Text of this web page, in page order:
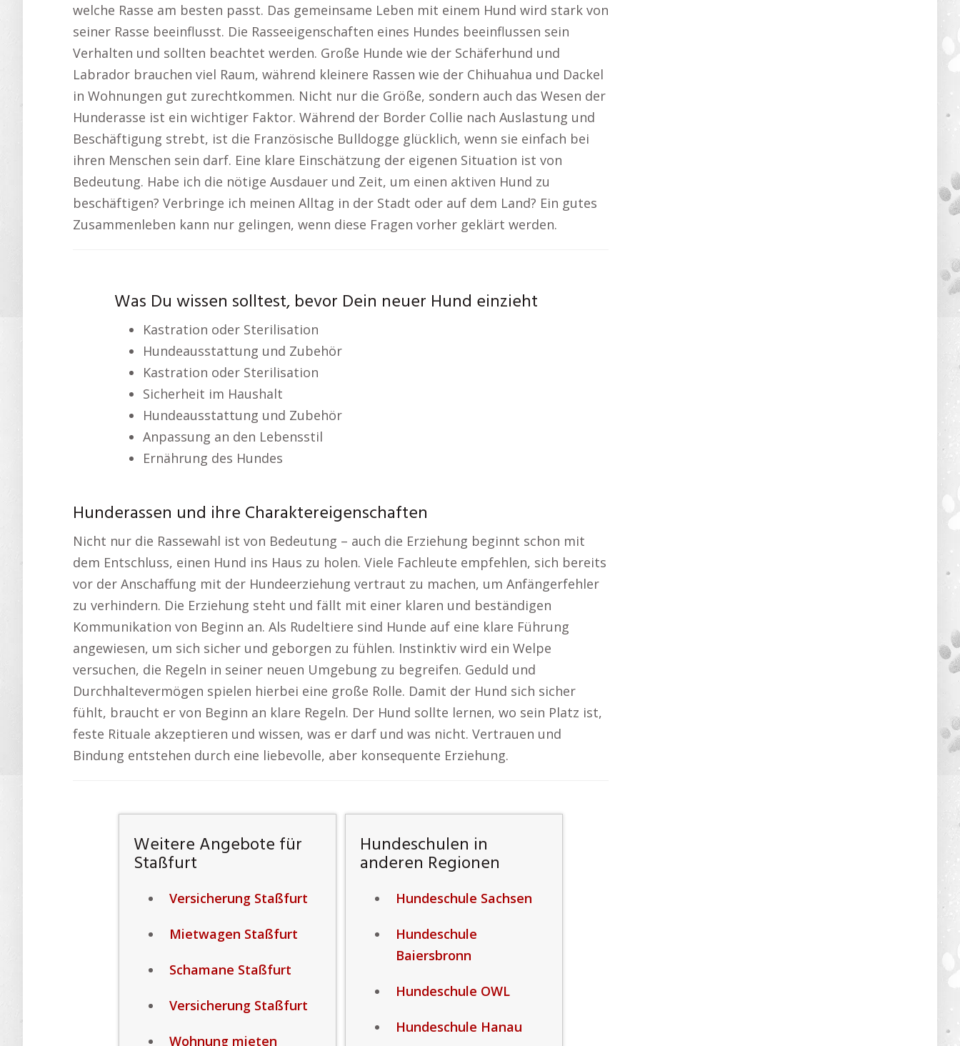
welche Rasse am besten passt. Das gemeinsame Leben mit einem Hund wird stark von
seiner Rasse beeinflusst. Die Rasseeigenschaften eines Hundes beeinflussen sein
Verhalten und sollten beachtet werden. Große Hunde wie der Schäferhund und
Labrador brauchen viel Raum, während kleinere Rassen wie der Chihuahua und Dackel
in Wohnungen gut zurechtkommen. Nicht nur die Größe, sondern auch das Wesen der
Hunderasse ist ein wichtiger Faktor. Während der Border Collie nach Auslastung und
Beschäftigung strebt, ist die Französische Bulldogge glücklich, wenn sie einfach bei
ihren Menschen sein darf. Eine klare Einschätzung der eigenen Situation ist von
Bedeutung. Habe ich die nötige Ausdauer und Zeit, um einen aktiven Hund zu
beschäftigen? Verbringe ich meinen Alltag in der Stadt oder auf dem Land? Ein gutes
Zusammenleben kann nur gelingen, wenn diese Fragen vorher geklärt werden.
Was Du wissen solltest, bevor Dein neuer Hund einzieht
Kastration oder Sterilisation
Hundeausstattung und Zubehör
Kastration oder Sterilisation
Sicherheit im Haushalt
Hundeausstattung und Zubehör
Anpassung an den Lebensstil
Ernährung des Hundes
Hunderassen und ihre Charaktereigenschaften
Nicht nur die Rassewahl ist von Bedeutung – auch die Erziehung beginnt schon mit
dem Entschluss, einen Hund ins Haus zu holen. Viele Fachleute empfehlen, sich bereits
vor der Anschaffung mit der Hundeerziehung vertraut zu machen, um Anfängerfehler
zu verhindern. Die Erziehung steht und fällt mit einer klaren und beständigen
Kommunikation von Beginn an. Als Rudeltiere sind Hunde auf eine klare Führung
angewiesen, um sich sicher und geborgen zu fühlen. Instinktiv wird ein Welpe
versuchen, die Regeln in seiner neuen Umgebung zu begreifen. Geduld und
Durchhaltevermögen spielen hierbei eine große Rolle. Damit der Hund sich sicher
fühlt, braucht er von Beginn an klare Regeln. Der Hund sollte lernen, wo sein Platz ist,
feste Rituale akzeptieren und wissen, was er darf und was nicht. Vertrauen und
Bindung entstehen durch eine liebevolle, aber konsequente Erziehung.
Weitere Angebote für
Staßfurt
Versicherung Staßfurt
Mietwagen Staßfurt
Schamane Staßfurt
Versicherung Staßfurt
Wohnung mieten
Hundeschulen in
anderen Regionen
Hundeschule Sachsen
Hundeschule
Baiersbronn
Hundeschule OWL
Hundeschule Hanau